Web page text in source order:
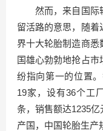
然而，来自国际轮
留活路的意思，随
界十大轮胎制造商悉
国雄心勃勃地抢占
纷指向第一的位置
19家，设有36个工
条，销售额达1235
产国，中国轮胎生产